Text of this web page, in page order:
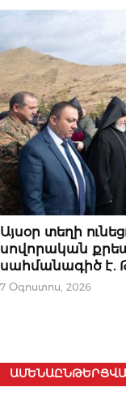
ԿԱՐԵՎՈՐԸ
Այսօր տեղի
սովորական
սահմանագիծ է.
7 Օգոստոս, 2026